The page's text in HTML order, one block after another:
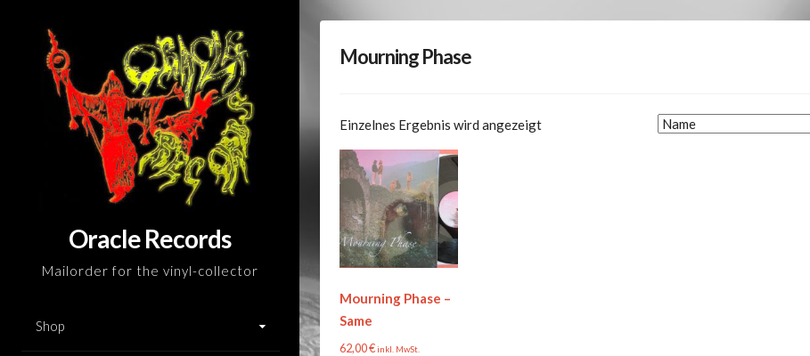
content
Oracle Records
Mailorder for the vinyl-collector
Shop
Mourning Phase
Einzelnes Ergebnis wird angezeigt
Mourning Phase –
Same
62,00€inkl. MwSt.